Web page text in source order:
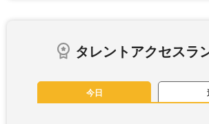
タレントアクセスラ
今日